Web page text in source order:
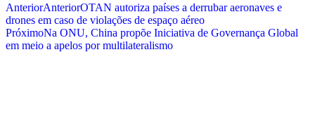
AnteriorAnteriorOTAN autoriza países a derrubar aeronaves e
drones em caso de violações de espaço aéreo
PróximoNa ONU, China propõe Iniciativa de Governança Global
em meio a apelos por multilateralismo